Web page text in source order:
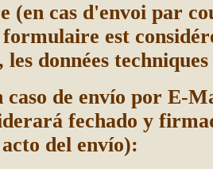
(en cas d'envoi par
est
données
caso de envío por E-
fechado y
del envío):